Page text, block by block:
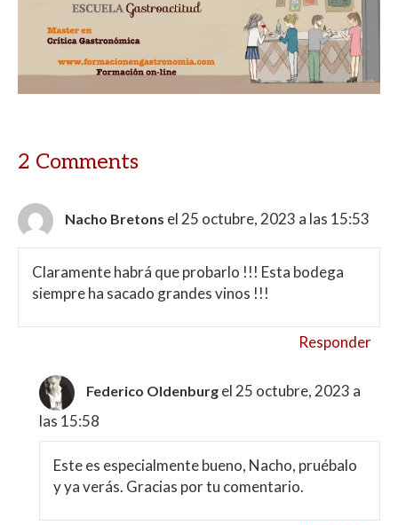
2 Comments
Nacho Bretons el 25 octubre, 2023 a las 15:53
Claramente habrá que probarlo !!! Esta bodega
siempre ha sacado grandes vinos !!!
Responder
Federico Oldenburg el 25 octubre, 2023 a
las 15:58
Este es especialmente bueno, Nacho, pruébalo
y ya verás. Gracias por tu comentario.